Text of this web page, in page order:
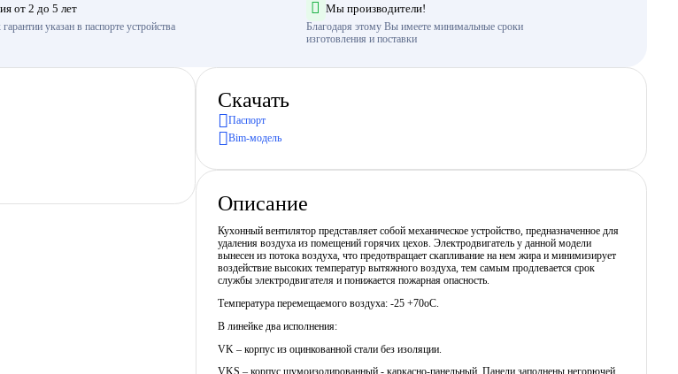
от 2 до 5 лет
указан в паспорте устройства
Мы производители!
Благодаря этому Вы имеете минимальные сроки
изготовления и поставки
Скачать
Паспорт
Bim-модель
Описание
Кухонный вентилятор представляет собой механическое устройство, предназначенное для
удаления воздуха из помещений горячих цехов. Электродвигатель у данной модели
вынесен из потока воздуха, что предотвращает скапливание на нем жира и минимизирует
воздействие высоких температур вытяжного воздуха, тем самым продлевается срок
службы электродвигателя и понижается пожарная опасность.
Температура перемещаемого воздуха: -25 +70оС.
В линейке два исполнения:
VK – корпус из оцинкованной стали без изоляции.